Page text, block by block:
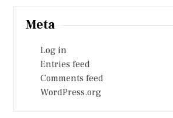
Meta
Log in
Entries feed
Comments feed
WordPress.org